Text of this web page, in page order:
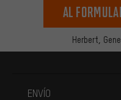
Herbert,
Al
ENVÍO